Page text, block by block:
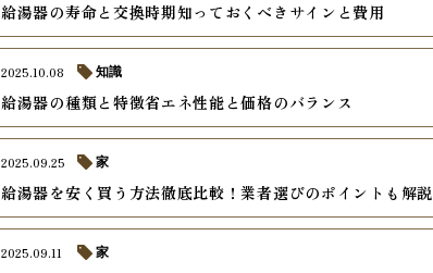
給湯器の寿命と交換時期知っておくべきサインと費用
給湯器の種類と特徴省エネ性能と価格のバランス
2025.10.08 知識
給湯器を安く買う方法徹底比較！業者選びのポイントも解説
2025.09.25 家
2025.09.11 家